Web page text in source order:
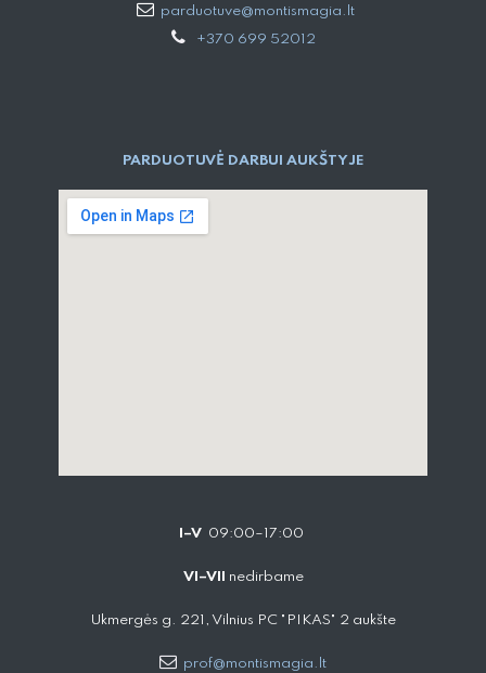
parduotuve@montismagia.lt
+370 699 52012
PARDUOTUVĖ DARBUI AUKŠTYJE
I–V 09:00–17:00
VI–VII nedirbame
Ukmergės g. 221, Vilnius PC "PIKAS" 2 aukšte
prof@montismagia.lt